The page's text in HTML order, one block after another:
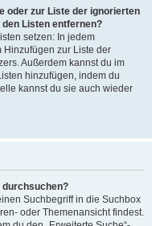
oder zur Liste der ignorierten
Listen entfernen?
setzen: In jedem
Hinzufügen zur Liste der
Außerdem kannst du im
hinzufügen, indem du
kannst du sie auch wieder
durchsuchen?
Suchbegriff in die Suchbox
oder Themenansicht findest.